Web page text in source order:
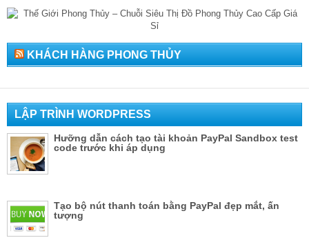
KHÁCH HÀNG PHONG THỦY
LẬP TRÌNH WORDPRESS
Hưỡng dẫn cách tạo tài khoản PayPal Sandbox test
code trước khi áp dụng
Tạo bộ nút thanh toán bằng PayPal đẹp mắt, ấn
tượng